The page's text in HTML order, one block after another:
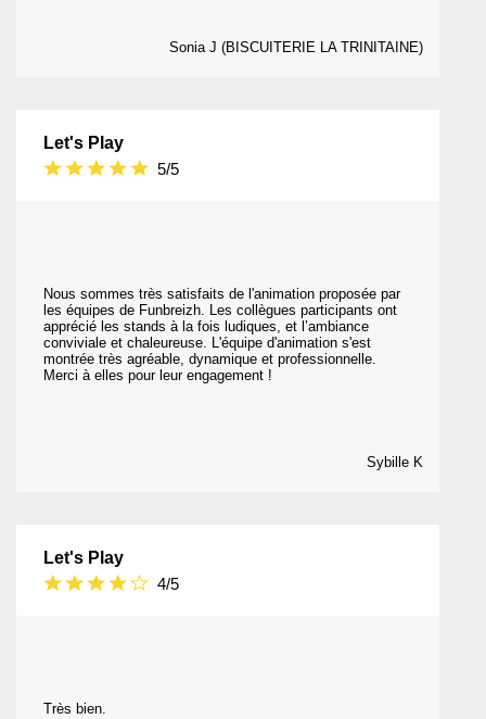
Sonia J (BISCUITERIE LA TRINITAINE)
Let's Play
5/5
Nous sommes très satisfaits de l'animation proposée par
les équipes de Funbreizh. Les collègues participants ont
apprécié les stands à la fois ludiques, et l’ambiance
conviviale et chaleureuse. L'équipe d'animation s'est
montrée très agréable, dynamique et professionnelle.
Merci à elles pour leur engagement !
Sybille K
Let's Play
4/5
Très bien.